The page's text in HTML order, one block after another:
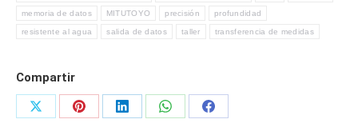
memoria de datos MITUTOYO precisión profundidad
resistente al agua salida de datos taller transferencia de medidas
Compartir
Share
Share
Share
Share
Share